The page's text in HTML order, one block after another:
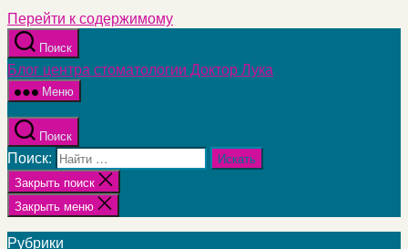
Перейти к содержимому
Поиск
Блог центра стоматологии Доктор Лука
Меню
Поиск
Поиск:
Закрыть поиск
Закрыть меню
Рубрики